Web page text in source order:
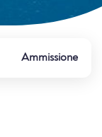
Ammissione